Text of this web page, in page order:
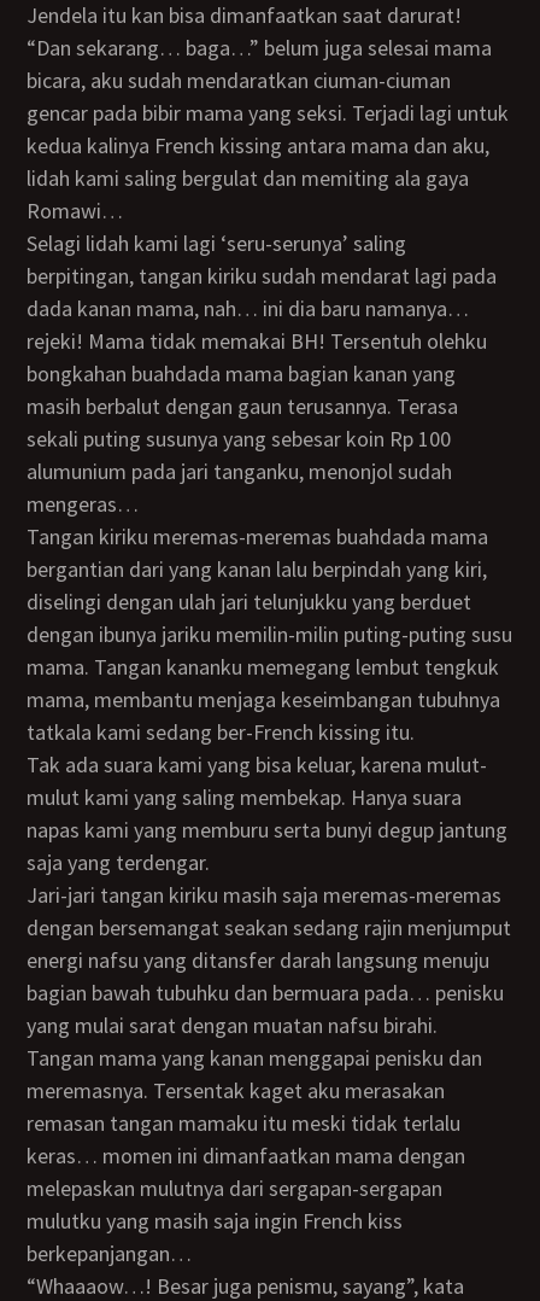
Jendela itu kan bisa dimanfaatkan saat darurat!
“Dan sekarang… baga…” belum juga selesai mama
bicara, aku sudah mendaratkan ciuman-ciuman
gencar pada bibir mama yang seksi. Terjadi lagi untuk
kedua kalinya French kissing antara mama dan aku,
lidah kami saling bergulat dan memiting ala gaya
Romawi…
Selagi lidah kami lagi ‘seru-serunya’ saling
berpitingan, tangan kiriku sudah mendarat lagi pada
dada kanan mama, nah… ini dia baru namanya…
rejeki! Mama tidak memakai BH! Tersentuh olehku
bongkahan buahdada mama bagian kanan yang
masih berbalut dengan gaun terusannya. Terasa
sekali puting susunya yang sebesar koin Rp 100
alumunium pada jari tanganku, menonjol sudah
mengeras…
Tangan kiriku meremas-meremas buahdada mama
bergantian dari yang kanan lalu berpindah yang kiri,
diselingi dengan ulah jari telunjukku yang berduet
dengan ibunya jariku memilin-milin puting-puting susu
mama. Tangan kananku memegang lembut tengkuk
mama, membantu menjaga keseimbangan tubuhnya
tatkala kami sedang ber-French kissing itu.
Tak ada suara kami yang bisa keluar, karena mulut-
mulut kami yang saling membekap. Hanya suara
napas kami yang memburu serta bunyi degup jantung
saja yang terdengar.
Jari-jari tangan kiriku masih saja meremas-meremas
dengan bersemangat seakan sedang rajin menjumput
energi nafsu yang ditansfer darah langsung menuju
bagian bawah tubuhku dan bermuara pada… penisku
yang mulai sarat dengan muatan nafsu birahi.
Tangan mama yang kanan menggapai penisku dan
meremasnya. Tersentak kaget aku merasakan
remasan tangan mamaku itu meski tidak terlalu
keras… momen ini dimanfaatkan mama dengan
melepaskan mulutnya dari sergapan-sergapan
mulutku yang masih saja ingin French kiss
berkepanjangan…
“Whaaaow…! Besar juga penismu, sayang”, kata